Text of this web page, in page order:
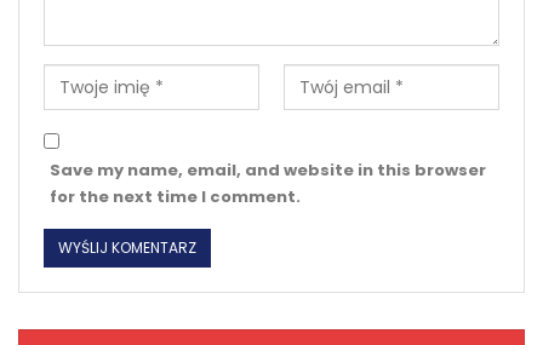
Save my name, email, and website in this browser
for the next time I comment.